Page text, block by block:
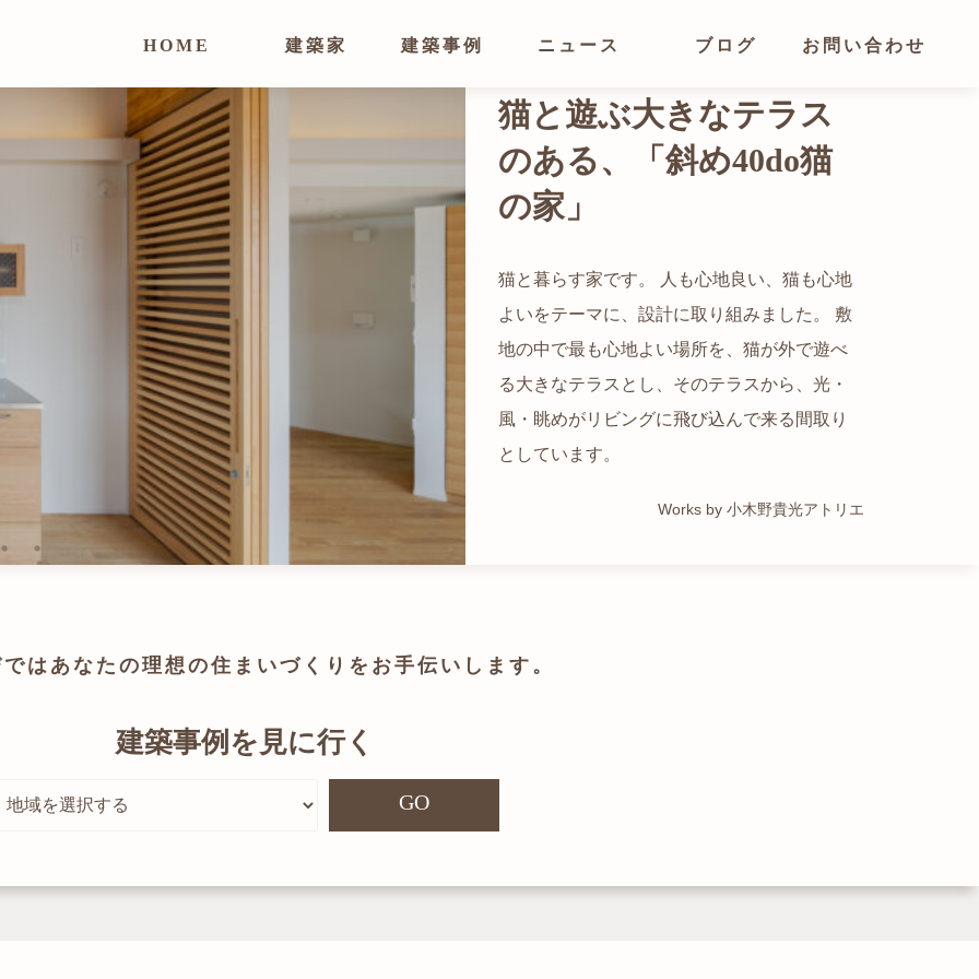
HOME 建築家 建築事例 ニュース ブログ お問い合わせ
猫と遊ぶ大きなテラス
のある、「斜め40do猫
の家」
猫と暮らす家です。 人も心地良い、猫も心地
よいをテーマに、設計に取り組みました。 敷
地の中で最も心地よい場所を、猫が外で遊べ
る大きなテラスとし、そのテラスから、光・
風・眺めがリビングに飛び込んで来る間取り
としています。
Works by 小木野貴光アトリエ
都心でありながらも緑の多いエリアです。 そ
の緑の借景も取り入れること、窓の配置を工
夫することで、光を取り入れながらも、カー
テンを閉じずに生活できる様設計していま
す。
Works by トレイルアーキテクツ 一級建築士事務所
自然の中の岩山を切り開いて造った、ワイル
ドなゲストハウスをイメージした空間が広が
る都市型住宅です。
Works by ZAG空間設計舎
かつての機織り工場が、その趣を残しつつ孫
世帯の住居へと蘇りました。
Works by ZAG空間設計舎
は あなたの理想の住まいづくりを お手伝いします。
建築事例を見に行く
GO